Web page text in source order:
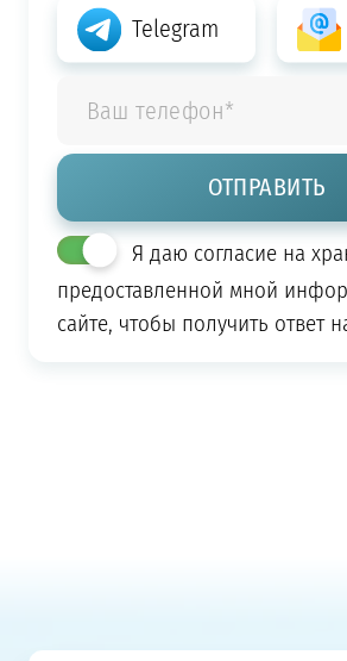
Telegram
Я даю согласие на
предоставленной мной
сайте, чтобы получить ответ